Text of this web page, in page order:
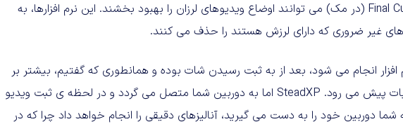
همچون Adobe Premiere و Final Cut Pro (در مک) می توانند اوضاع ویدیوهای لرزان را بهبود بخشند. این نرم افزارها، به
غیر ضروری که دارای لرزش هستند را حذف می کنند.
افزار انجام می شود، بعد از به ثبت رسیدن شات بوده و همانطوری که گفتیم، بیشتر بر
اساس حدس و گمان و برخی محاسبات پیش می رود. SteadXP اما به دوربین شما متصل می گردد و در لحظه ی ثبت ویدیو
دوربین خود را به دست می گیرید، آنالیزهای دقیقی را انجام خواهد داد چرا که در